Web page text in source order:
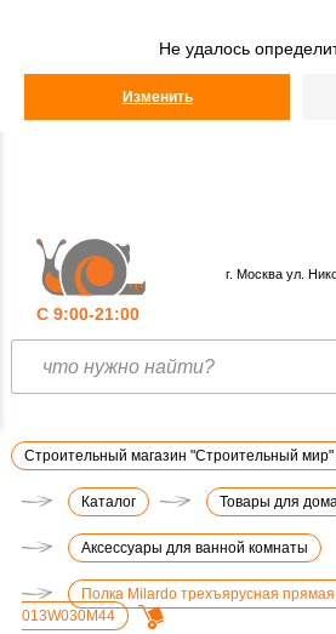
Не удалось
Изменить
С 9:00-21:00
г. Москва ул.
Строительный магазин "Строительный мир"
Каталог Товары для
Аксессуары для ванной комнаты
Полка Milardo трехъярусная
013W030M44